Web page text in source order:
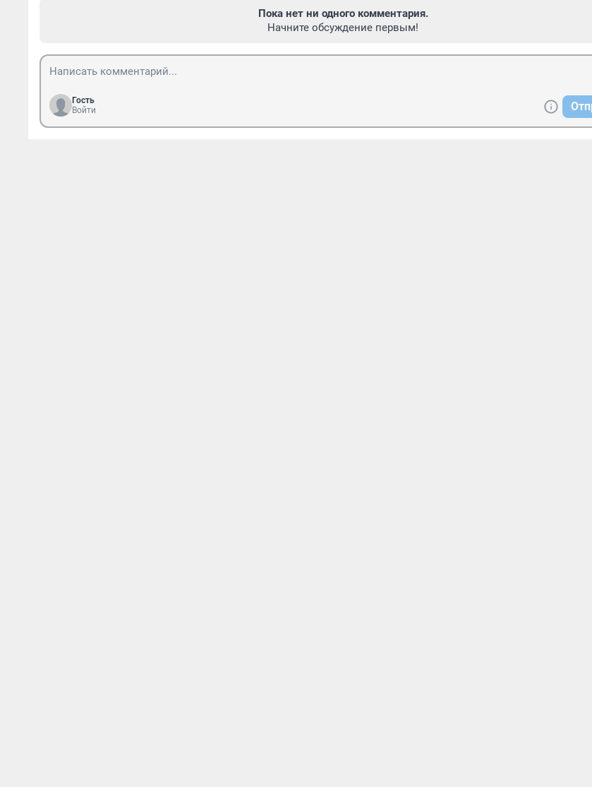
Пока нет ни одного комментария.
Начните обсуждение первым!
Гость
Войти